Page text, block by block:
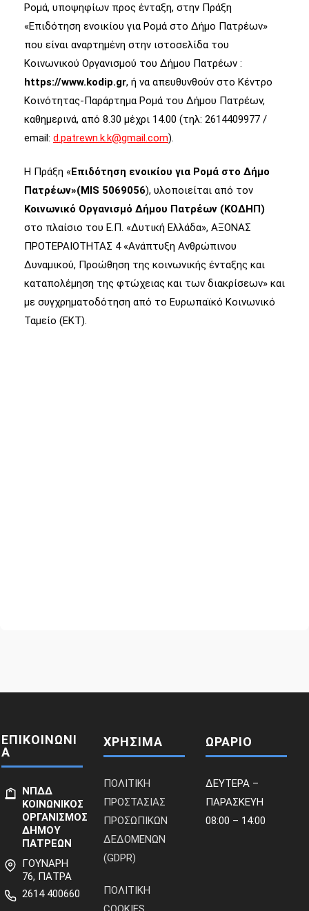
Ρομά, υποψηφίων προς ένταξη, στην Πράξη
«Επιδότηση ενοικίου για Ρομά στο Δήμο Πατρέων»
που είναι αναρτημένη στην ιστοσελίδα του
Κοινωνικού Οργανισμού του Δήμου Πατρέων :
https://www.kodip.gr, ή να απευθυνθούν στο Κέντρο
Κοινότητας-Παράρτημα Ρομά του Δήμου Πατρέων,
καθημερινά, από 8.30 μέχρι 14.00 (τηλ: 2614409977 /
email: d.patrewn.k.k@gmail.com).
Η Πράξη «Επιδότηση ενοικίου για Ρομά στο Δήμο
Πατρέων»(MIS 5069056), υλοποιείται από τον
Κοινωνικό Οργανισμό Δήμου Πατρέων (ΚΟΔΗΠ)
στο πλαίσιο του Ε.Π. «Δυτική Ελλάδα», ΑΞΟΝΑΣ
ΠΡΟΤΕΡΑΙΟΤΗΤΑΣ 4 «Ανάπτυξη Ανθρώπινου
Δυναμικού, Προώθηση της κοινωνικής ένταξης και
καταπολέμηση της φτώχειας και των διακρίσεων» και
με συγχρηματοδότηση από το Ευρωπαϊκό Κοινωνικό
Ταμείο (ΕΚΤ).
ΕΠΙΚΟΙΝΩΝΙ
Α
ΝΠΔΔ
ΚΟΙΝΩΝΙΚΟΣ
ΟΡΓΑΝΙΣΜΟΣ
ΔΗΜΟΥ
ΠΑΤΡΕΩΝ
ΓΟΥΝΑΡΗ
76, ΠΑΤΡΑ
2614 400660
ΧΡΗΣΙΜΑ
ΠΟΛΙΤΙΚΗ
ΠΡΟΣΤΑΣΙΑΣ
ΠΡΟΣΩΠΙΚΩΝ
ΔΕΔΟΜΕΝΩΝ
(GDPR)
ΠΟΛΙΤΙΚΗ
ΩΡΑΡΙΟ
ΔΕΥΤΕΡΑ –
ΠΑΡΑΣΚΕΥΗ
08:00 – 14:00